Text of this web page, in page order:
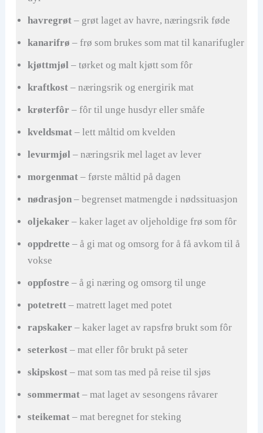
havregrøt– grøt laget av havre, næringsrik føde
kanarifrø – frø som brukes som mat til kanarifugler
kjøttmjøl– tørket og malt kjøtt som fôr
kraftkost– næringsrik og energirik mat
krøterfôr – fôr til unge husdyr eller småfe
kveldsmat– lett måltid om kvelden
levurmjøl– næringsrik mel laget av lever
morgenmat– første måltid på dagen
nødrasjon– begrenset matmengde i nødssituasjon
oljekaker – kaker laget av oljeholdige frø som fôr
oppdrette – å gi mat og omsorg for å få avkom til å
vokse
oppfostre – å gi næring og omsorg til unge
potetrett– matrett laget med potet
rapskaker – kaker laget av rapsfrø brukt som fôr
seterkost– mat eller fôr brukt på seter
skipskost– mat som tas med på reise til sjøs
sommermat– mat laget av sesongens råvarer
steikemat– mat beregnet for steking